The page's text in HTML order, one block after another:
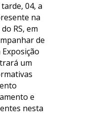
04, a
na
RS, em
de
um
e
nesta